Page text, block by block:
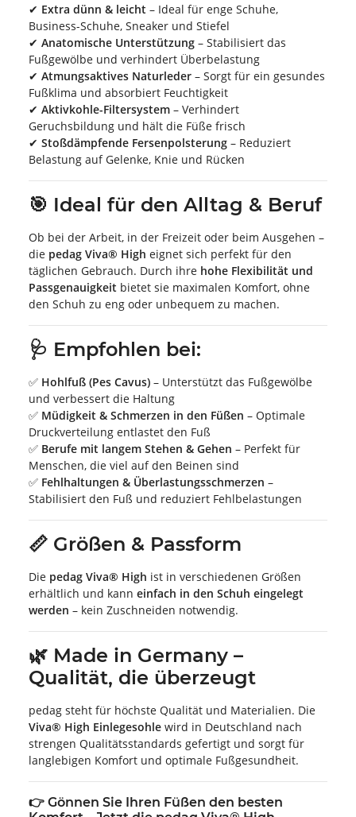
✔ Extra dünn & leicht – Ideal für enge Schuhe,
Business-Schuhe, Sneaker und Stiefel
✔ Anatomische Unterstützung – Stabilisiert das
Fußgewölbe und verhindert Überbelastung
✔ Atmungsaktives Naturleder – Sorgt für ein gesundes
Fußklima und absorbiert Feuchtigkeit
✔ Aktivkohle-Filtersystem – Verhindert
Geruchsbildung und hält die Füße frisch
✔ Stoßdämpfende Fersenpolsterung – Reduziert
Belastung auf Gelenke, Knie und Rücken
🎯 Ideal für den Alltag & Beruf
Ob bei der Arbeit, in der Freizeit oder beim Ausgehen –
die pedag Viva® High eignet sich perfekt für den
täglichen Gebrauch. Durch ihre hohe Flexibilität und
Passgenauigkeit bietet sie maximalen Komfort, ohne
den Schuh zu eng oder unbequem zu machen.
🩺 Empfohlen bei:
✅ Hohlfuß (Pes Cavus) – Unterstützt das Fußgewölbe
und verbessert die Haltung
✅ Müdigkeit & Schmerzen in den Füßen – Optimale
Druckverteilung entlastet den Fuß
✅ Berufe mit langem Stehen & Gehen – Perfekt für
Menschen, die viel auf den Beinen sind
✅ Fehlhaltungen & Überlastungsschmerzen –
Stabilisiert den Fuß und reduziert Fehlbelastungen
📏 Größen & Passform
Die pedag Viva® High ist in verschiedenen Größen
erhältlich und kann einfach in den Schuh eingelegt
werden – kein Zuschneiden notwendig.
🌿 Made in Germany –
Qualität, die überzeugt
pedag steht für höchste Qualität und Materialien. Die
Viva® High Einlegesohle wird in Deutschland nach
strengen Qualitätsstandards gefertigt und sorgt für
langlebigen Komfort und optimale Fußgesundheit.
👉 Gönnen Sie Ihren Füßen den besten